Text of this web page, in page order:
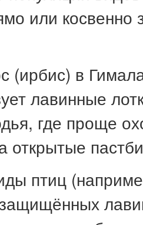
или косвенно
(ирбис) в
лавинные
где проще
открытые
птиц
защищённых